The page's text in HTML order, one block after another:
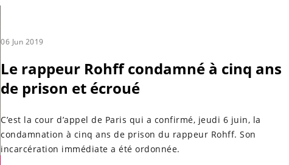
06 Jun 2019
Le rappeur Rohff condamné à cinq ans
de prison et écroué
C’est la cour d’appel de Paris qui a confirmé, jeudi 6 juin, la
condamnation à cinq ans de prison du rappeur Rohff. Son
incarcération immédiate a été ordonnée.